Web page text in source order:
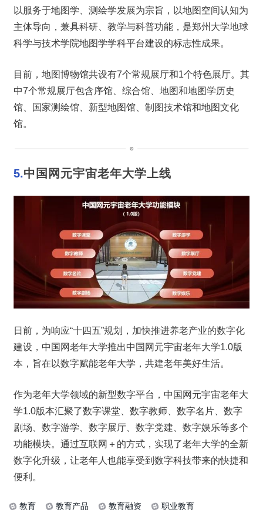
以服务于地图学、测绘学发展为宗旨，以地图空间认知为
主体导向，兼具科研、教学与科普功能，是郑州大学地球
科学与技术学院地图学学科平台建设的标志性成果。
目前，地图博物馆共设有7个常规展厅和1个特色展厅。其
中7个常规展厅包含序馆、综合馆、地图和地图学历史
馆、国家测绘馆、新型地图馆、制图技术馆和地图文化
馆。
5.中国网元宇宙老年大学上线
日前，为响应“十四五”规划，加快推进养老产业的数字化
建设，中国网老年大学推出中国网元宇宙老年大学1.0版
本，旨在以数字赋能老年大学，共建老年美好生活。
作为老年大学领域的新型数字平台，中国网元宇宙老年大
学1.0版本汇聚了数字课堂、数字教师、数字名片、数字
剧场、数字游学、数字展厅、数字党建、数字娱乐等多个
功能模块。通过互联网＋的方式，实现了老年大学的全新
数字化升级，让老年人也能享受到数字科技带来的快捷和
便利。
教育 教育产品 教育融资 职业教育